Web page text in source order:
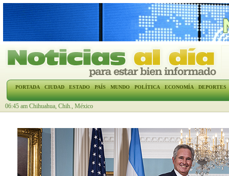
PORTADA CIUDAD ESTADO PAÍS MUNDO POLÍTICA ECONOMÍA DEPORTES
06:45 am Chihuahua, Chih., México